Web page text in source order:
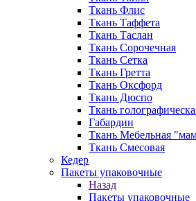
Ткань Флис
Ткань Таффета
Ткань Таслан
Ткань Сорочечная
Ткань Сетка
Ткань Гретта
Ткань Оксфорд
Ткань Дюспо
Ткань
Габардин
Ткань Мебельная
Ткань Смесовая
Кедер
Пакеты упаковочные
Назад
Пакеты упаковочные